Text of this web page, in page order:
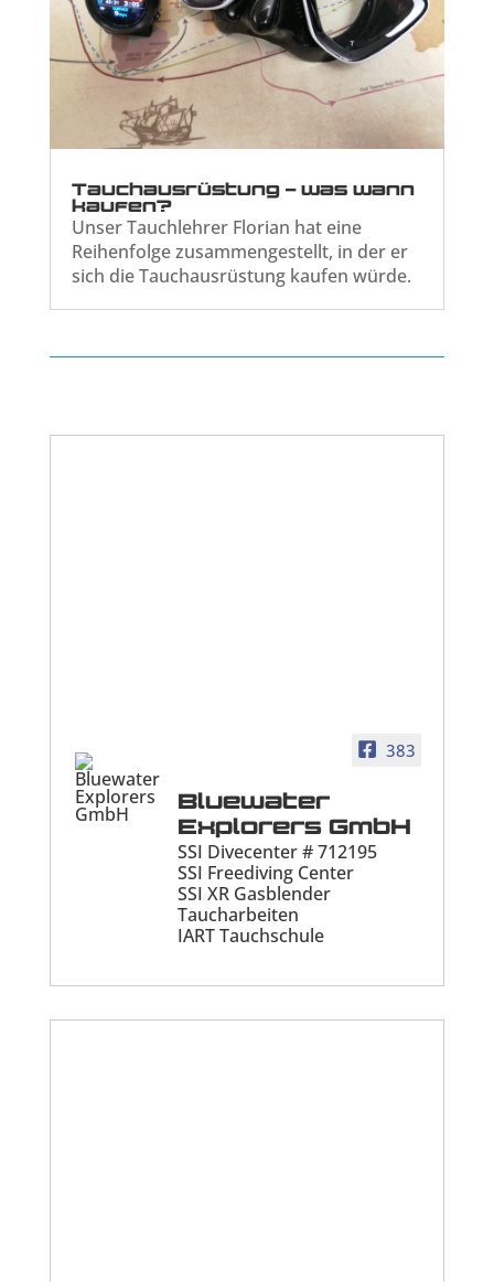
Tauchausrüstung – was wann
kaufen?
Unser Tauchlehrer Florian hat eine
Reihenfolge zusammengestellt, in der er
sich die Tauchausrüstung kaufen würde.
383
Bluewater
Explorers GmbH
SSI Divecenter # 712195
SSI Freediving Center
SSI XR Gasblender
Taucharbeiten
IART Tauchschule